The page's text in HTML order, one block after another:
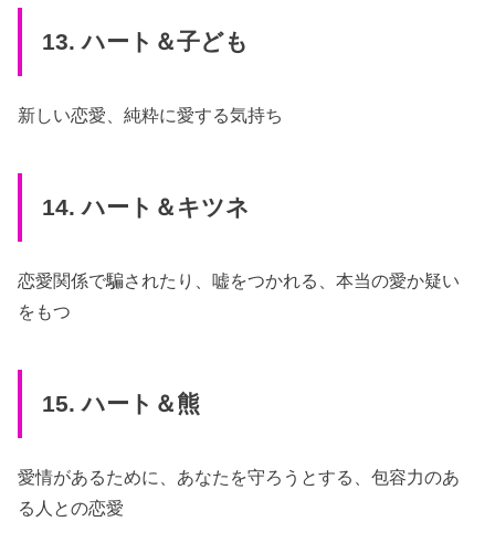
13. ハート＆子ども
新しい恋愛、純粋に愛する気持ち
14. ハート＆キツネ
恋愛関係で騙されたり、嘘をつかれる、本当の愛か疑い
をもつ
15. ハート＆熊
愛情があるために、あなたを守ろうとする、包容力のあ
る人との恋愛